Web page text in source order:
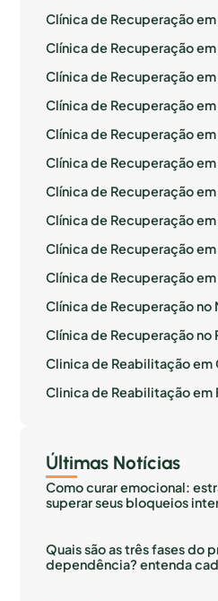
Clínica de Recuperação em
Clínica de Recuperação
Clínica de Recuperação em
Clínica de Recuperação
Clínica de Recuperação em
Clínica de Recuperação em
Clínica de Recuperação em
Clínica de Recuperação
Clínica de Recuperação
Clínica de Recuperação
Clínica de Recuperação no
Clínica de Recuperação no
Clinica de Reabilitação em
Clinica de Reabilitação em
Últimas Notícias
Como curar emocional:
superar seus bloqueios
Quais são as três fases do
dependência? entenda